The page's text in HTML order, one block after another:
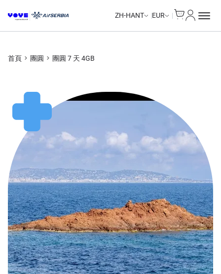
ZH-HANT EUR
首頁 團圓 團圓 7 天 4GB